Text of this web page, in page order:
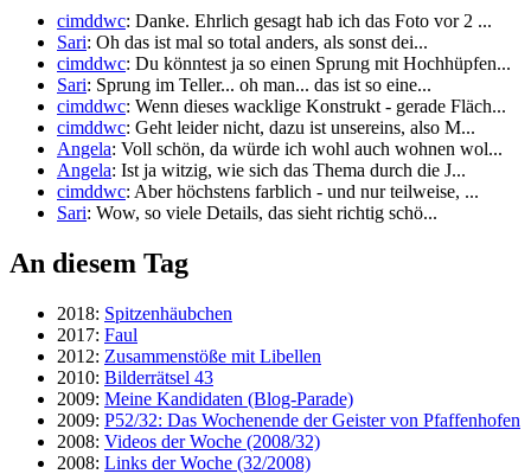
cimddwc: Danke. Ehrlich gesagt hab ich das Foto vor 2 ...
Sari: Oh das ist mal so total anders, als sonst dei...
cimddwc: Du könntest ja so einen Sprung mit Hochhüpfen...
Sari: Sprung im Teller... oh man... das ist so eine...
cimddwc: Wenn dieses wacklige Konstrukt - gerade Fläch...
cimddwc: Geht leider nicht, dazu ist unsereins, also M...
Angela: Voll schön, da würde ich wohl auch wohnen wol...
Angela: Ist ja witzig, wie sich das Thema durch die J...
cimddwc: Aber höchstens farblich - und nur teilweise, ...
Sari: Wow, so viele Details, das sieht richtig schö...
An diesem Tag
2018: Spitzenhäubchen
2017: Faul
2012: Zusammenstöße mit Libellen
2010: Bilderrätsel 43
2009: Meine Kandidaten (Blog-Parade)
2009: P52/32: Das Wochenende der Geister von Pfaffenhofen
2008: Videos der Woche (2008/32)
2008: Links der Woche (32/2008)